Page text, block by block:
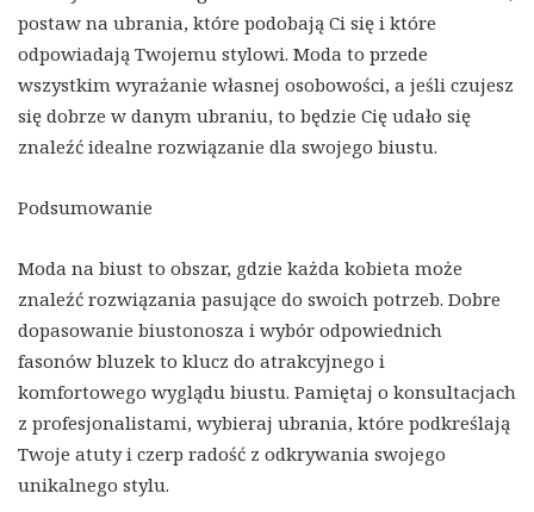
postaw na ubrania, które podobają Ci się i które
odpowiadają Twojemu stylowi. Moda to przede
wszystkim wyrażanie własnej osobowości, a jeśli czujesz
się dobrze w danym ubraniu, to będzie Cię udało się
znaleźć idealne rozwiązanie dla swojego biustu.
Podsumowanie
Moda na biust to obszar, gdzie każda kobieta może
znaleźć rozwiązania pasujące do swoich potrzeb. Dobre
dopasowanie biustonosza i wybór odpowiednich
fasonów bluzek to klucz do atrakcyjnego i
komfortowego wyglądu biustu. Pamiętaj o konsultacjach
z profesjonalistami, wybieraj ubrania, które podkreślają
Twoje atuty i czerp radość z odkrywania swojego
unikalnego stylu.